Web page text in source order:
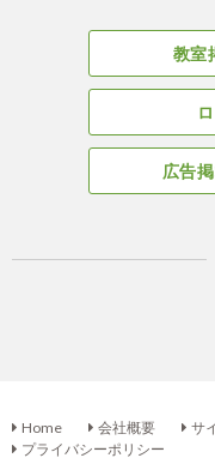
教室
広告
Home 会社概要
サ
プライバシーポリシー